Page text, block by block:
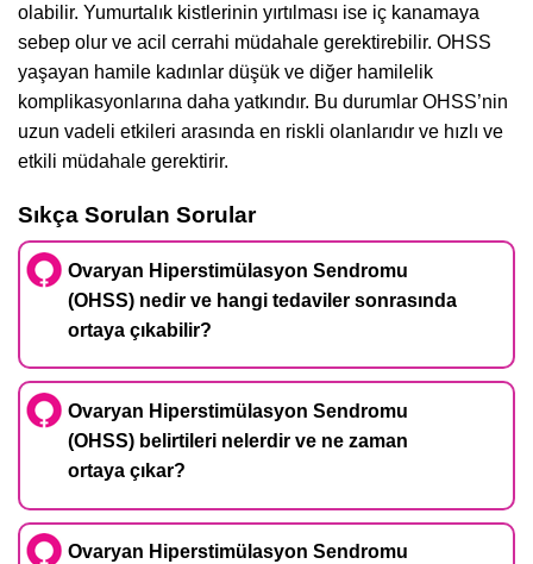
olabilir. Yumurtalık kistlerinin yırtılması ise iç kanamaya
sebep olur ve acil cerrahi müdahale gerektirebilir. OHSS
yaşayan hamile kadınlar düşük ve diğer hamilelik
komplikasyonlarına daha yatkındır. Bu durumlar OHSS’nin
uzun vadeli etkileri arasında en riskli olanlarıdır ve hızlı ve
etkili müdahale gerektirir.
Sıkça Sorulan Sorular
Ovaryan Hiperstimülasyon Sendromu
(OHSS) nedir ve hangi tedaviler sonrasında
ortaya çıkabilir?
Ovaryan Hiperstimülasyon Sendromu
(OHSS) belirtileri nelerdir ve ne zaman
ortaya çıkar?
Ovaryan Hiperstimülasyon Sendromu